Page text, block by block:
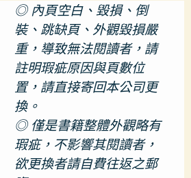
◎ 內頁空白、毀損、倒
裝、跳缺頁、外觀毀損嚴
重，導致無法閱讀者，請
註明瑕疵原因與頁數位
置，請直接寄回本公司更
換。
◎ 僅是書籍整體外觀略有
瑕疵，不影響其閱讀者，
欲更換者請自費往返之郵